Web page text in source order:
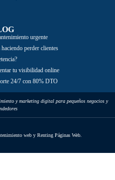
urgente
perder clientes
tu visibilidad online
24/7 con 80% DTO
y marketing digital para pequeños negocios y
web y Renting Páginas Web.